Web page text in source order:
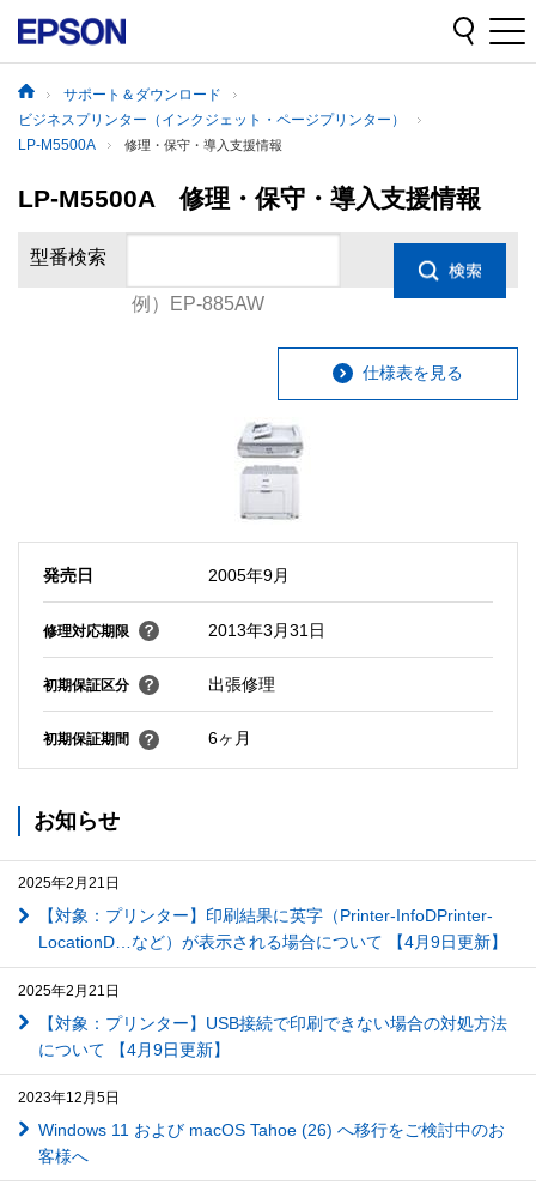
サポート＆ダウンロード
ビジネスプリンター（インクジェット・ページプリンター）
LP-M5500A
修理・保守・導入支援情報
LP-M5500A 修理・保守・導入支援情報
型番検索
例）EP-885AW
仕様表を見る
発売日 2005年9月
修理対応期限 2013年3月31日
初期保証区分 出張修理
初期保証期間 6ヶ月
お知らせ
2025年2月21日
【対象：プリンター】印刷結果に英字（Printer-InfoDPrinter-
LocationD…など）が表示される場合について 【4月9日更新】
2025年2月21日
【対象：プリンター】USB接続で印刷できない場合の対処方法
について 【4月9日更新】
2023年12月5日
Windows 11 および macOS Tahoe (26) へ移行をご検討中のお
客様へ